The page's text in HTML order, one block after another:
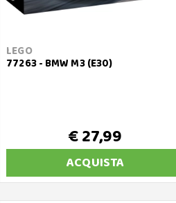
LEGO
77263 - BMW M3 (E30)
€ 27,99
ACQUISTA